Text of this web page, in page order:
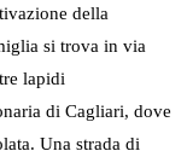
della
si trova in via
lapidi
di Cagliari, dove
Una strada di